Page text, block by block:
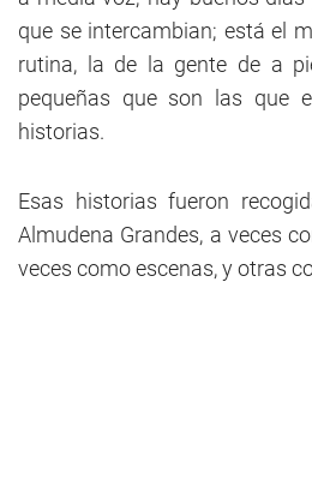
que se intercambian; está el
rutina, la de la gente de a
pequeñas que son las que
historias.
Esas historias fueron
Almudena Grandes, a veces
veces como escenas, y otras